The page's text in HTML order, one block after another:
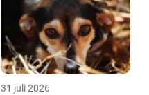
31 juli 2026